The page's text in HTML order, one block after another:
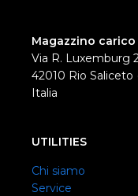
Magazzino
Via R. Luxemburg
42010 Rio Saliceto
Italia
UTILITIES
Chi siamo
Service